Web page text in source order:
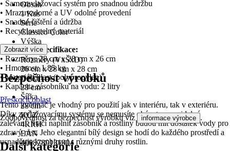
Obsah
1 Kus
Série
Classico Color
Výška
26 cm
Rozměry (VxŠxD)
26 cm x 28 cm x 28 cm
Délka
28 cm
Šířka
28 cm
KČZ
4RRH
EAN
4008789131904
• Samozavlažovací systém pro snadnou údržbu
• Mrazuvzdorné a UV odolné provedení
• Snadné čištění a údržba
• Recyklovatelný materiál
Technická specifikace:
• Rozměry: 28 cm x 28 cm x 26 cm
• Hmotnost: 1.85 kg
• Materiál: Plast (polypropylen)
• Kapacita zásobníku na vodu: 2 litry
Tento květináč je vhodný pro použití jak v interiéru, tak v exteriéru.
Díky zavlažovacímu systému se nemusíte obávat o pravidelné
zalévání. Stačí naplnit zásobník a rostliny budou mít dostatek vody pro
zdravý růst. Jeho elegantní bílý design se hodí do každého prostředí a
usnadňuje kombinaci s různými druhy rostlin.
Zobrazit více
Bezpečnost výrobků
Přeskočit oblast
Zodpovědnost za bezpečnost výrobku viz informace výrobce .
Další kategorie